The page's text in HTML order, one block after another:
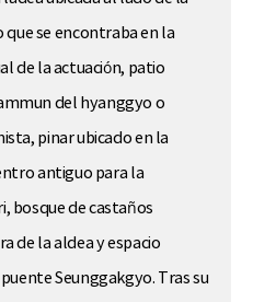
que se encontraba en la
de la actuación, patio
del hyanggyo o
pinar ubicado en la
antiguo para la
bosque de castaños
de la aldea y espacio
Seunggakgyo. Tras su